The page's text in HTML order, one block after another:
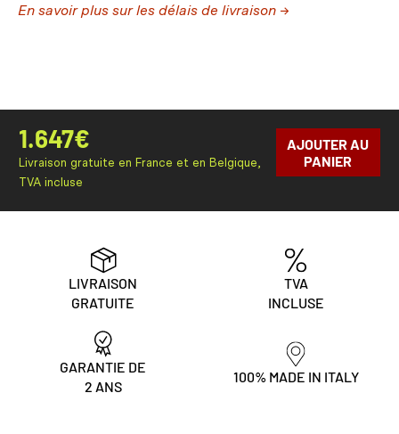
En savoir plus sur les délais de livraison →
1.647€
Livraison gratuite en France et en Belgique,
TVA incluse
AJOUTER AU
PANIER
LIVRAISON
GRATUITE
TVA
INCLUSE
GARANTIE DE
2 ANS
100% MADE IN ITALY